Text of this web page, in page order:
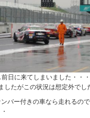
日に来てしまいました・・
したがこの状況は想定外でし
バー付きの車なら走れるの